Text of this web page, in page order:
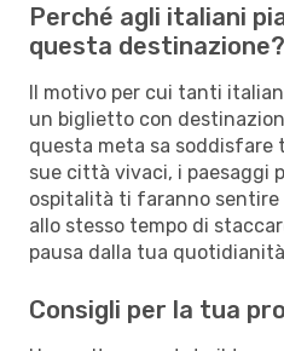
Perché agli italiani
questa destinazione?
Il motivo per cui tanti
un biglietto con
questa meta sa soddisfare
sue città vivaci, i paesaggi
ospitalità ti faranno sentire
allo stesso tempo di
pausa dalla tua
Consigli per la tua